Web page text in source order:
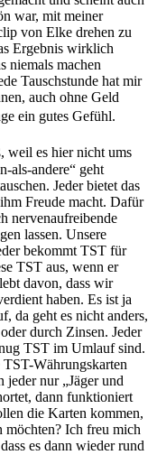
war, mit meiner
von Elke drehen zu
Ergebnis wirklich
niemals machen
Tauschstunde hat mir
auch ohne Geld
ein gutes Gefühl.
weil es hier nicht ums
als-andere“ geht
Jeder bietet das
Freude macht. Dafür
nervenaufreibende
lassen. Unsere
bekommt TST für
TST aus, wenn er
davon, dass wir
haben. Es ist ja
da geht es nicht anders,
durch Zinsen. Jeder
TST im Umlauf sind.
Währungskarten
jeder nur „Jäger und
dann funktioniert
die Karten kommen,
möchten? Ich freu mich
es dann wieder rund